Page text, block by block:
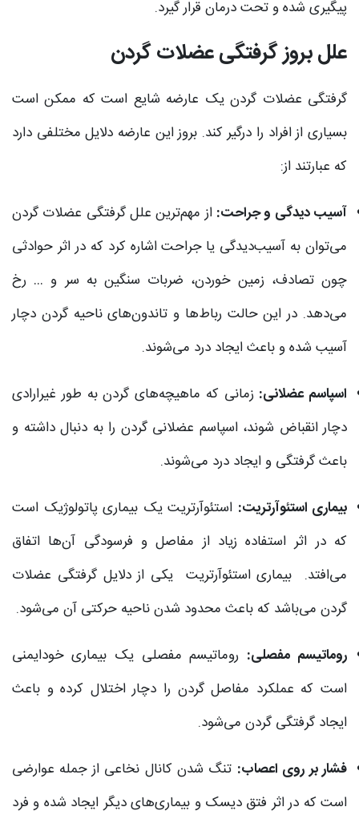
پیگیری شده و تحت درمان قرار گیرد.
علل بروز گرفتگی عضلات گردن
گرفتگی عضلات گردن یک عارضه شایع است که ممکن است
بسیاری از افراد را درگیر کند. بروز این عارضه دلایل مختلفی دارد
که عبارتند از:
آسیب دیدگی و جراحت: از مهم‌ترین علل گرفتگی عضلات گردن
می‌توان به آسیب‌دیدگی یا جراحت اشاره کرد که در اثر حوادثی
چون تصادف، زمین خوردن، ضربات سنگین به سر و … رخ
می‌دهد. در این حالت رباط‌ها و تاندون‌های ناحیه گردن دچار
آسیب شده و باعث ایجاد درد می‌شوند.
اسپاسم عضلانی: زمانی که ماهیچه‌های گردن به طور غیرارادی
دچار انقباض شوند، اسپاسم عضلانی گردن را به دنبال داشته و
باعث گرفتگی و ایجاد درد می‌شوند.
بیماری استئوآرتریت: استئوآرتریت یک بیماری پاتولوژیک است
که در اثر استفاده زیاد از مفاصل و فرسودگی آن‌ها اتفاق
می‌افتد. بیماری استئوآرتریت یکی از دلایل گرفتگی عضلات
گردن می‌باشد که باعث محدود شدن ناحیه حرکتی آن می‌شود.
روماتیسم مفصلی: روماتیسم مفصلی یک بیماری خودایمنی
است که عملکرد مفاصل گردن را دچار اختلال کرده و باعث
ایجاد گرفتگی گردن می‌شود.
فشار بر روی اعصاب: تنگ شدن کانال نخاعی از جمله عوارضی
است که در اثر فتق دیسک و بیماری‌های دیگر ایجاد شده و فرد